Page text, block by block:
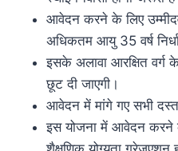
आवेदन करने के लिए
अधिकतम आयु 35 वर्ष
इसके अलावा आरक्षित वर्ग
छूट दी जाएगी।
आवेदन में मांगे गए सभी
इस योजना में आवेदन करने